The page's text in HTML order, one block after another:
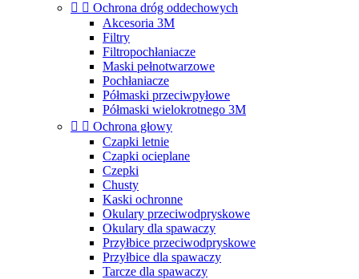
  Ochrona dróg oddechowych
Akcesoria 3M
Filtry
Filtropochłaniacze
Maski pełnotwarzowe
Pochłaniacze
Półmaski przeciwpyłowe
Półmaski wielokrotnego 3M
  Ochrona głowy
Czapki letnie
Czapki ocieplane
Czepki
Chusty
Kaski ochronne
Okulary przeciwodpryskowe
Okulary dla spawaczy
Przyłbice przeciwodpryskowe
Przyłbice dla spawaczy
Tarcze dla spawaczy